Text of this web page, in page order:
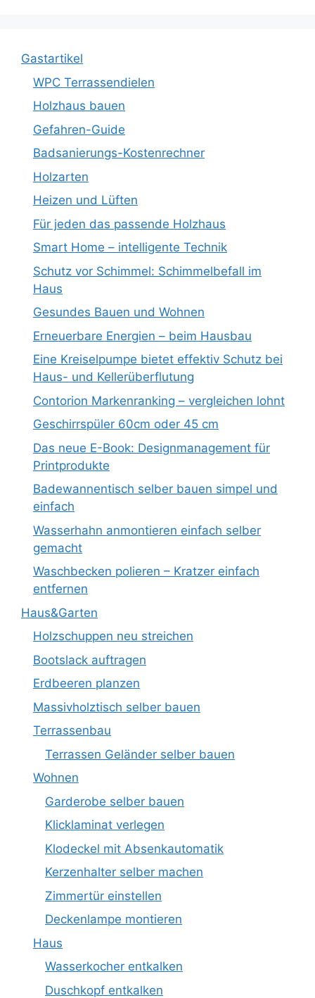
Gastartikel
WPC Terrassendielen
Holzhaus bauen
Gefahren-Guide
Badsanierungs-Kostenrechner
Holzarten
Heizen und Lüften
Für jeden das passende Holzhaus
Smart Home – intelligente Technik
Schutz vor Schimmel: Schimmelbefall im
Haus
Gesundes Bauen und Wohnen
Erneuerbare Energien – beim Hausbau
Eine Kreiselpumpe bietet effektiv Schutz bei
Haus- und Kellerüberflutung
Contorion Markenranking – vergleichen lohnt
Geschirrspüler 60cm oder 45 cm
Das neue E-Book: Designmanagement für
Printprodukte
Badewannentisch selber bauen simpel und
einfach
Wasserhahn anmontieren einfach selber
gemacht
Waschbecken polieren – Kratzer einfach
entfernen
Haus&Garten
Holzschuppen neu streichen
Bootslack auftragen
Erdbeeren planzen
Massivholztisch selber bauen
Terrassenbau
Terrassen Geländer selber bauen
Wohnen
Garderobe selber bauen
Klicklaminat verlegen
Klodeckel mit Absenkautomatik
Kerzenhalter selber machen
Zimmertür einstellen
Deckenlampe montieren
Haus
Wasserkocher entkalken
Duschkopf entkalken